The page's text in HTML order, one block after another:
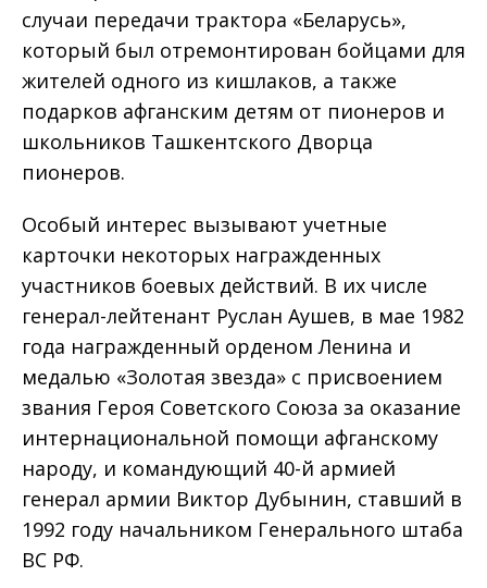
случаи передачи трактора «Беларусь»,
который был отремонтирован бойцами для
жителей одного из кишлаков, а также
подарков афганским детям от пионеров и
школьников Ташкентского Дворца
пионеров.
Особый интерес вызывают учетные
карточки некоторых награжденных
участников боевых действий. В их числе
генерал-лейтенант Руслан Аушев, в мае 1982
года награжденный орденом Ленина и
медалью «Золотая звезда» с присвоением
звания Героя Советского Союза за оказание
интернациональной помощи афганскому
народу, и командующий 40-й армией
генерал армии Виктор Дубынин, ставший в
1992 году начальником Генерального штаба
ВС РФ.